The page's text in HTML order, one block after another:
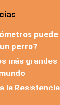
puede
perro?
más grandes
la Resistencia